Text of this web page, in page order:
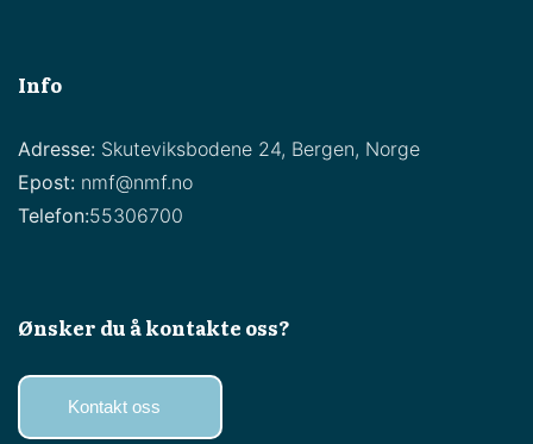
Info
Adresse: Skuteviksbodene 24, Bergen, Norge
Epost: nmf@nmf.no
Telefon:55306700
Ønsker du å kontakte oss?
Kontakt oss